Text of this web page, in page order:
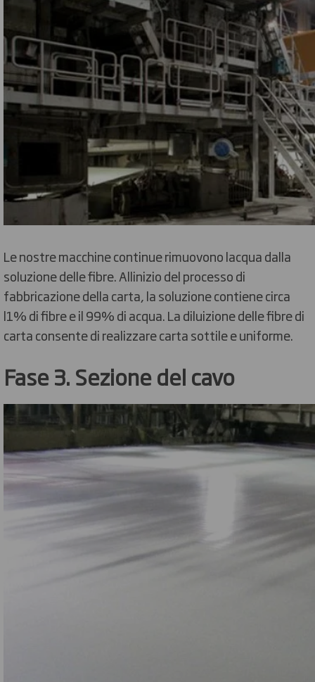
Le nostre macchine continue rimuovono lacqua dalla
soluzione delle fibre. Allinizio del processo di
fabbricazione della carta, la soluzione contiene circa
l1% di fibre e il 99% di acqua. La diluizione delle fibre di
carta consente di realizzare carta sottile e uniforme.
Fase 3. Sezione del cavo